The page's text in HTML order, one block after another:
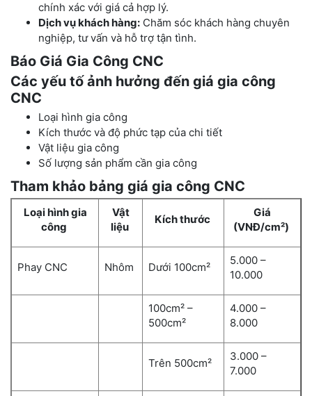
chính xác với giá cả hợp lý.
Dịch vụ khách hàng: Chăm sóc khách hàng chuyên
nghiệp, tư vấn và hỗ trợ tận tình.
Báo Giá Gia Công CNC
Các yếu tố ảnh hưởng đến giá gia công
CNC
Loại hình gia công
Kích thước và độ phức tạp của chi tiết
Vật liệu gia công
Số lượng sản phẩm cần gia công
Tham khảo bảng giá gia công CNC
Loại hình gia
công
Vật
liệu
Kích thước
Giá
(VNĐ/cm²)
Phay CNC Nhôm Dưới 100cm²
5.000 –
10.000
100cm² –
500cm²
4.000 –
8.000
Trên 500cm²
3.000 –
7.000